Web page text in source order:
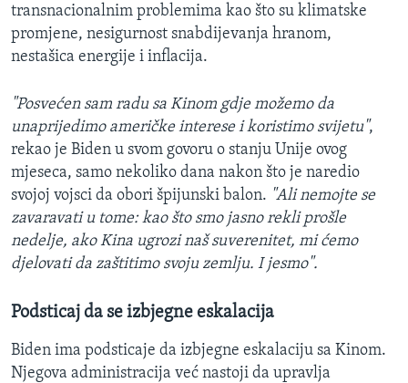
transnacionalnim problemima kao što su klimatske
promjene, nesigurnost snabdijevanja hranom,
nestašica energije i inflacija.
"Posvećen sam radu sa Kinom gdje možemo da
unaprijedimo američke interese i koristimo svijetu",
rekao je Biden u svom govoru o stanju Unije ovog
mjeseca, samo nekoliko dana nakon što je naredio
svojoj vojsci da obori špijunski balon. "Ali nemojte se
zavaravati u tome: kao što smo jasno rekli prošle
nedelje, ako Kina ugrozi naš suverenitet, mi ćemo
djelovati da zaštitimo svoju zemlju. I jesmo".
Podsticaj da se izbjegne eskalacija
Biden ima podsticaje da izbjegne eskalaciju sa Kinom.
Njegova administracija već nastoji da upravlja